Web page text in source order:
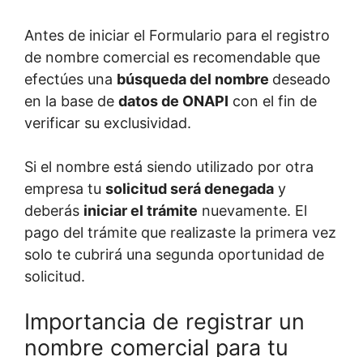
Antes de iniciar el Formulario para el registro
de nombre comercial es recomendable que
efectúes una búsqueda del nombre deseado
en la base de datos de ONAPI con el fin de
verificar su exclusividad.
Si el nombre está siendo utilizado por otra
empresa tu solicitud será denegada y
deberás iniciar el trámite nuevamente. El
pago del trámite que realizaste la primera vez
solo te cubrirá una segunda oportunidad de
solicitud.
Importancia de registrar un
nombre comercial para tu